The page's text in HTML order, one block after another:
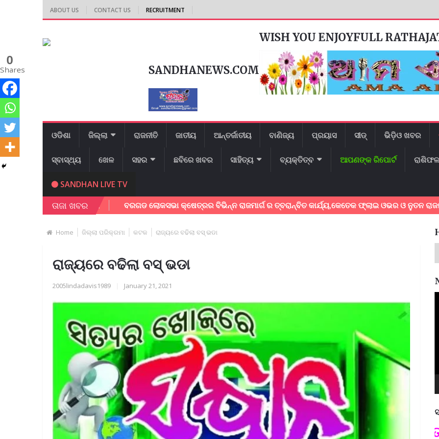
ABOUT US CONTACT US RECRUITMENT
WISH YOU ENJOYFULL
SANDHANEWS.COM
ଓଡିଶା ଜିଲ୍ଲା ରାଜନୀତି ଜାତୀୟ ଆନ୍ତର୍ଜାତୀୟ ବାଣିଜ୍ୟ ପ୍ରୟାସ ସୀଡ୍ ଭିଡ଼ିଓ ଖବର
ସ୍ବାସ୍ଥ୍ୟ ଖେଳ ସହର ଛବିରେ ଖବର ସାହିତ୍ୟ ବ୍ୟକ୍ତିତ୍ବ ଆପଣଙ୍କ ରିପୋର୍ଟ ରାଶିଫଳ
SANDHAN LIVE TV
ତାଜା ଖବର
ସାମାଜିକ କର୍ମୀ । ବରଗଡ ଲୋକସଭା କ୍ଷେତ୍ରର ବିଭିନ୍ନ ରାଜମାର୍ଗ ର ତ୍ବରାନ୍ବିତ କାର୍ଯ୍ୟ,କେତେକ ଫ୍ଲାଇ ଓଭର ଓ ନୁତନ ରାଜମାର୍ଗ
Home ଜିଲ୍ଲା ପରିକ୍ରମା କଟକ ରାଜ୍ୟରେ ବଢିଲା ବସ୍ ଭଡା
ରାଜ୍ୟରେ ବଢିଲା ବସ୍ ଭଡା
2005lindadavis1989 January 21, 2021
0
Shares
ପଦ୍ମଶ୍ରୀ ଜୟନ୍ତ ମହାପାତ୍ର